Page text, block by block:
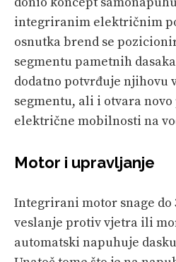
integriranim električnim
osnutka brend se
segmentu pametnih
dodatno potvrđuje njihovu
segmentu, ali i otvara
električne mobilnosti na
Motor i upravljanje
Integrirani motor snage do
veslanje protiv vjetra ili
automatski napuhuje